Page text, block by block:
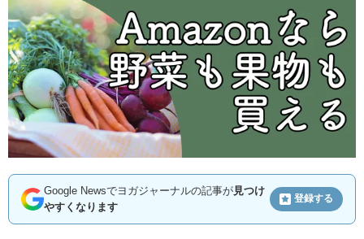
Google Newsでヨガジャーナルの記事が見つけ
やすくなります
登録する